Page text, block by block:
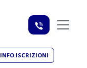
INFO ISCRIZIONI